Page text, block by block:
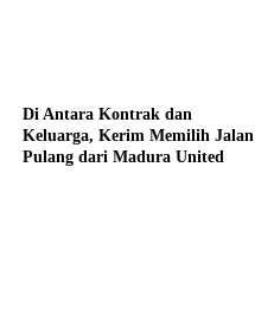
Di Antara Kontrak dan
Keluarga, Kerim Memilih Jalan
Pulang dari Madura United